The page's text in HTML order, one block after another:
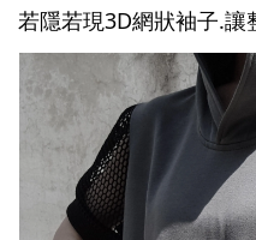
若隱若現3D網狀袖子.讓